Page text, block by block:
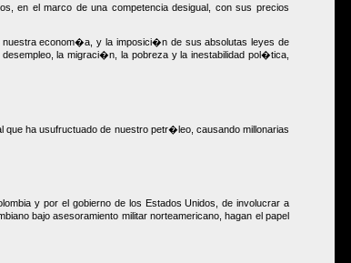
en el marco de una competencia desigual, con sus precios
econom�a, y la imposici�n de sus absolutas leyes de
la migraci�n, la pobreza y la inestabilidad pol�tica,
que ha usufructuado de nuestro petr�leo, causando millonarias
y por el gobierno de los Estados Unidos, de involucrar a
bajo asesoramiento militar norteamericano, hagan el papel